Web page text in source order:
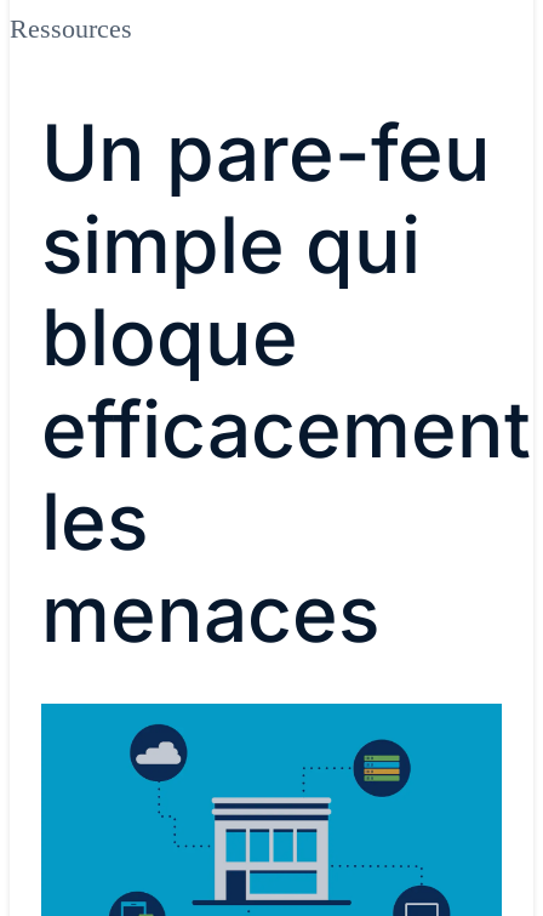
Ressources
Un pare-feu
simple qui
bloque
efficacement
les
menaces